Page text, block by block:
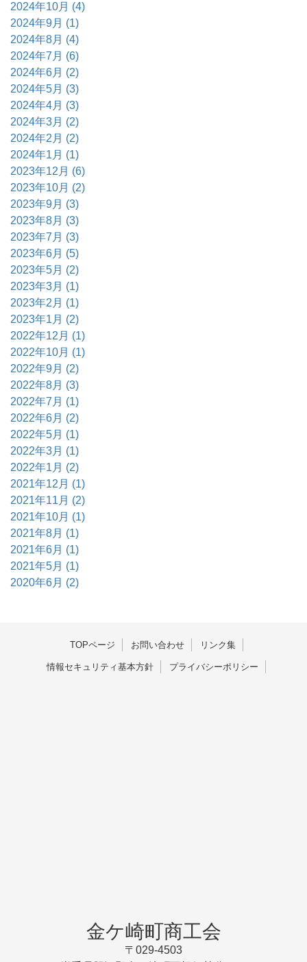
2024年10月 (4)
2024年9月 (1)
2024年8月 (4)
2024年7月 (6)
2024年6月 (2)
2024年5月 (3)
2024年4月 (3)
2024年3月 (2)
2024年2月 (2)
2024年1月 (1)
2023年12月 (6)
2023年10月 (2)
2023年9月 (3)
2023年8月 (3)
2023年7月 (3)
2023年6月 (5)
2023年5月 (2)
2023年3月 (1)
2023年2月 (1)
2023年1月 (2)
2022年12月 (1)
2022年10月 (1)
2022年9月 (2)
2022年8月 (3)
2022年7月 (1)
2022年6月 (2)
2022年5月 (1)
2022年3月 (1)
2022年1月 (2)
2021年12月 (1)
2021年11月 (2)
2021年10月 (1)
2021年8月 (1)
2021年6月 (1)
2021年5月 (1)
2020年6月 (2)
TOPページ お問い合わせ リンク集
情報セキュリティ基本方針 プライバシーポリシー
金ケ崎町商工会
〒029-4503